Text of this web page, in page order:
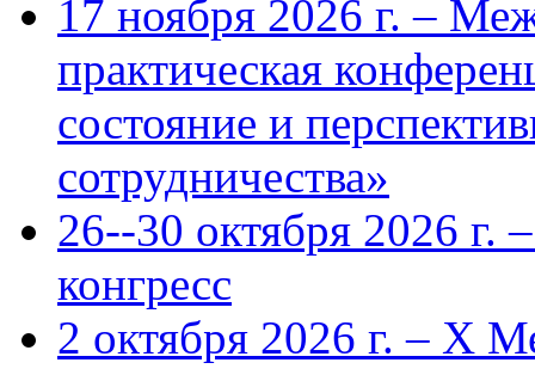
17 ноября 2026 г. –
практическая
состояние и
сотрудничества»
26--30 октября 2026 г.
конгресс
2 октября 2026 г. – X